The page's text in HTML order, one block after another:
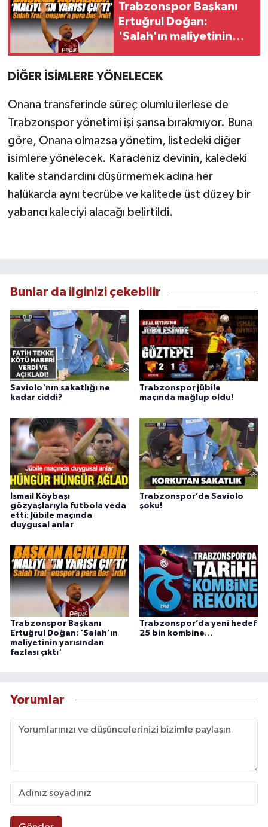
Trabzonspor Başkanı
Ertuğrul Doğan:
'Salah'ın maliyetinin
DİĞER İSİMLERE YÖNELECEK
Onana transferinde süreç olumlu ilerlese de
Trabzonspor yönetimi işi şansa bırakmıyor. Buna
göre, Onana olmazsa yönetim, listedeki diğer
isimlere yönelecek. Karadeniz devinin, kaledeki
kalite standardını düşürmemek adına her
halükarda aynı tecrübe ve kalitede üst düzey bir
yabancı kaleciyi alacağı belirtildi.
Bunlar da ilginizi çekebilir
Saviolo'nın sakatlığı ne
kadar ciddi?
Trabzonspor jübile
maçında mağlup oldu!
İsmail Köybaşı
gözyaşlarıyla futbola veda
etti: Jübile maçında
duygusal anlar
Trabzonspor’da Saviolo
şoku!
Trabzonspor Başkanı
Ertuğrul Doğan: 'Salah'ın
maliyetinin yarısından
fazlası çıktı'
Trabzonspor’da yeni hedef
25 bin kombine…
Yorumlar